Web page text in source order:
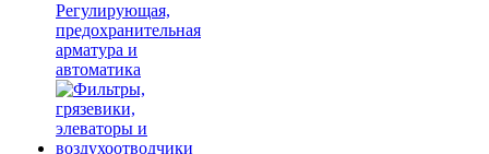
Регулирующая,
предохранительная
арматура и
автоматика